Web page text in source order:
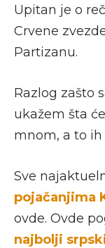
Upitan je o
Crvene
Partizanu.
Razlog zašto
ukažem šta
mnom, a to ih
Sve
pojačanjima
ovde. Ovde
najbolji